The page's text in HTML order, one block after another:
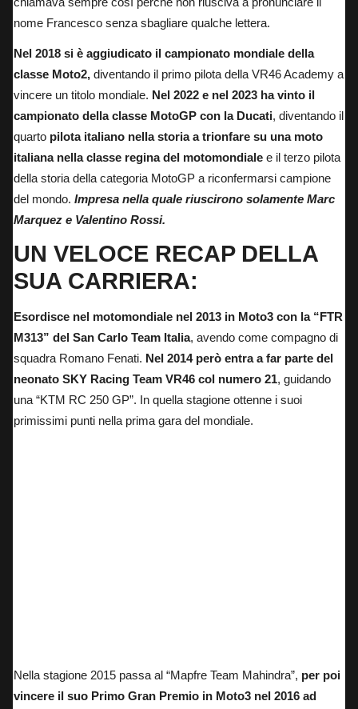
nome Francesco senza sbagliare qualche lettera.
Nel 2018 si è aggiudicato il campionato mondiale della
classe Moto2, diventando il primo pilota della VR46 Academy a
vincere un titolo mondiale. Nel 2022 e nel 2023 ha vinto il
campionato della classe MotoGP con la Ducati, diventando il
quarto pilota italiano nella storia a trionfare su una moto
italiana nella classe regina del motomondiale e il terzo pilota
della storia della categoria MotoGP a riconfermarsi campione
del mondo. Impresa nella quale riuscirono solamente Marc
Marquez e Valentino Rossi.
UN VELOCE RECAP DELLA
SUA CARRIERA:
Esordisce nel motomondiale nel 2013 in Moto3 con la “FTR
M313” del San Carlo Team Italia, avendo come compagno di
squadra Romano Fenati. Nel 2014 però entra a far parte del
neonato SKY Racing Team VR46 col numero 21, guidando
una “KTM RC 250 GP”. In quella stagione ottenne i suoi
primissimi punti nella prima gara del mondiale.
Nella stagione 2015 passa al “Mapfre Team Mahindra”, per poi
vincere il suo Primo Gran Premio in Moto3 nel 2016 ad